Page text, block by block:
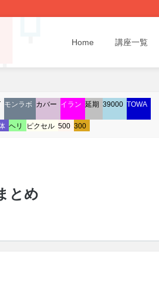
Home 講座一覧
モンラボ カバー イラン 延期 39000 TOWA
ヘリ ピクセル 500 300
とめ